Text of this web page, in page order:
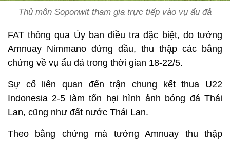
Thủ môn Soponwit tham gia trực tiếp vào vụ ẩu đả
FAT thông qua Ủy ban điều tra đặc biệt, do tướng
Amnuay Nimmano đứng đầu, thu thập các bằng
chứng về vụ ẩu đả trong thời gian 18-22/5.
Sự cố liên quan đến trận chung kết thua U22
Indonesia 2-5 làm tổn hại hình ảnh bóng đá Thái
Lan, cũng như đất nước Thái Lan.
Theo bằng chứng mà tướng Amnuay thu thập